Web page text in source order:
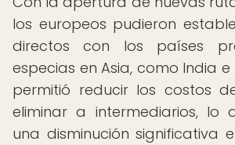
los europeos pudieron
directos con los países
especias en Asia, como India e
permitió reducir los costos
eliminar a intermediarios, lo
una disminución significativa